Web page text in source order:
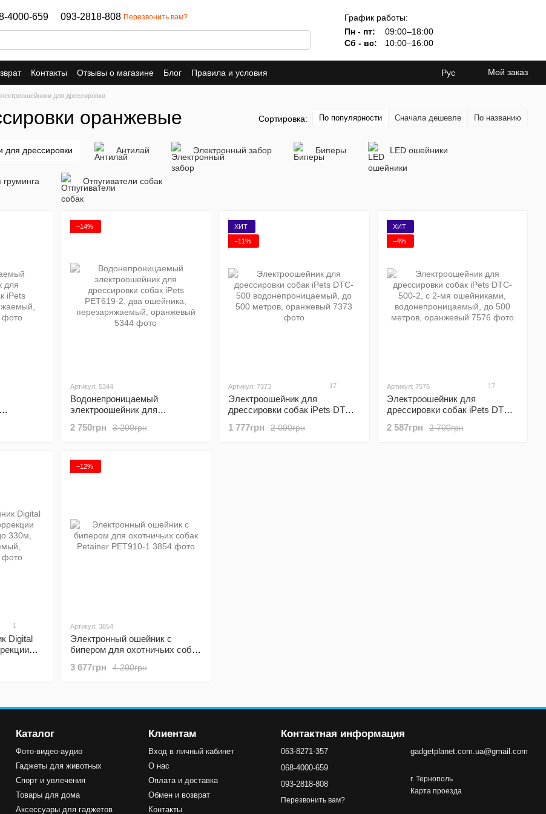
4000-659 093-2818-808 Перезвонить вам?
График работы:
Пн - пт:
09:00–18:00
Сб - вс:
10:00–16:00
Контакты Отзывы о магазине Блог Правила и условия Рус Мой заказ
для дрессировки
оранжевые Сортировка: По популярности Сначала дешевле По названию
для дрессировки Антилай Электронный забор Биперы LED ошейники
Отпугиватели собак
−14%
Артикул: 5344
Водонепроницаемый
электроошейник для
PET619-2, два ошейника,
3 200грн
2 750грн
ХИТ
−11%
Артикул: 7373 17
Электроошейник для
дрессировки собак iPets DTC-
500 метров, оранжевый
2 000грн
1 777грн
ХИТ
−4%
Артикул: 7576 17
Электроошейник для
дрессировки собак iPets DTC-
водонепроницаемый, до 500
2 700грн
2 587грн
1
Digital
−12%
Артикул: 3854
Электронный ошейник с
бипером для охотничьих собак
4 200грн
3 677грн
Каталог
Фото-видео-аудио
Гаджеты для животных
Спорт и увлечения
Товары для дома
Аксессуары для гаджетов
Клиентам
Вход в личный кабинет
О нас
Оплата и доставка
Обмен и возврат
Контакты
Контактная информация
063-8271-357
068-4000-659
093-2818-808
Перезвонить вам?
gadgetplanet.com.ua@gmail.com
г. Тернополь
Карта проезда